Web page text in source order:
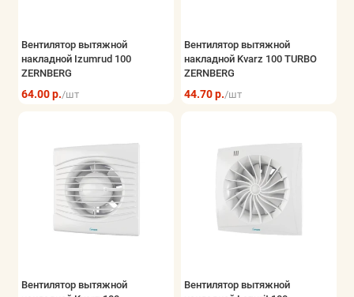
Вентилятор вытяжной
накладной Izumrud 100
ZERNBERG
64.00 р./шт
Вентилятор вытяжной
накладной Kvarz 100 TURBO
ZERNBERG
44.70 р./шт
Вентилятор вытяжной
Вентилятор вытяжной